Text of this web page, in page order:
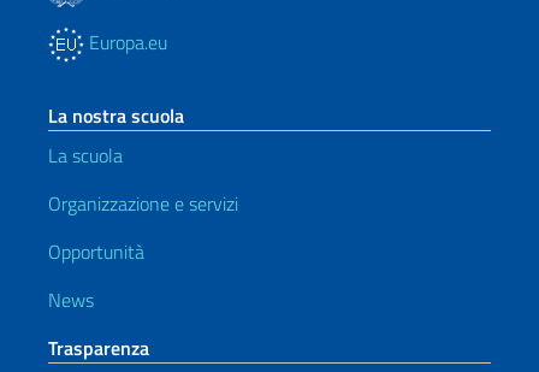
Europa.eu
La nostra scuola
La scuola
Organizzazione e servizi
Opportunità
News
Trasparenza